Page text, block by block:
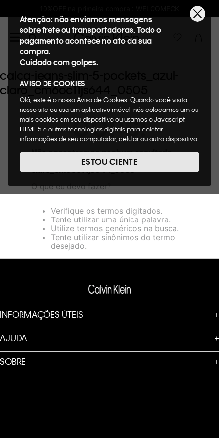
Frete
Atenção: não enviamos mensagens
sobre frete ou transportadoras. Todo o
pagamento acontece no ato da sua
compra.
Cuidado com golpes.
AVISO DE COOKIES
Olá, este é o nosso Aviso de Cookies. Quando você visita
nosso site ou usa um aplicativo móvel, nós colocamos um ou
mais cookies em seu dispositivo ou usamos o Javascript,
HTML 5 e outras tecnologias digitais para coletar
informações de seu computador, celular ou outro dispositivo.
de cookies, informaremos quais cookies usaremos e quais
suas funções. A forma como processamos os dados
nosso Aviso de Privacidade. Quando você visita nosso site,
fornecer a você toda a funcionalidade do site, incluindo,
entre outros, a capacidade de comprar um item em nossa
loja virtual. Para maiores informações sobre o nosso aviso de
Cookies acesse o link.
ESTOU CIENTE
calca-jeans-slim-5-pockets_azul-
claro_cm6oc11js644_0505
OOPS!
Não encontramos nenhum resultado
calca-jeans-slim-5-pockets_azul-
claro_cm6oc11js644_0505"
O que eu devo fazer?
Verifique os termos digitados.
Tente utilizar uma única palavra.
Utilize termos genéricos na busca.
Tente utilizar sinônimos do termo
desejado.
INFORMAÇÕES ÚTEIS +
AJUDA +
SOBRE +